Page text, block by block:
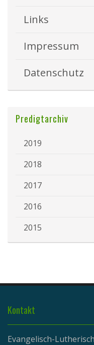
Links
Impressum
Datenschutz
Predigtarchiv
2019
2018
2017
2016
2015
Kontakt
Evangelisch-